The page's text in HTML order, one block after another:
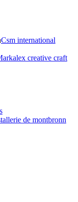
Csm international
creative craft
de montbronn